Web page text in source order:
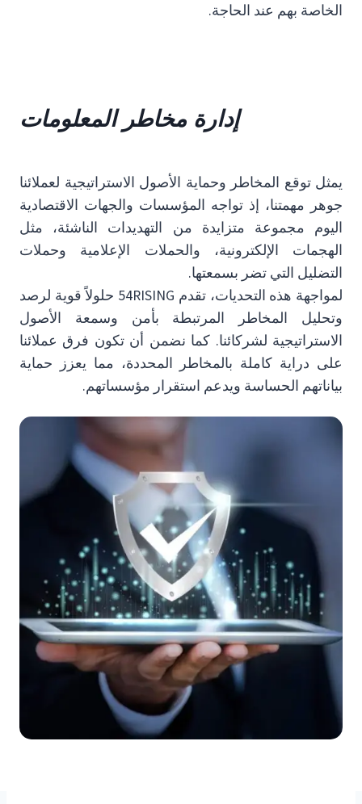
الخاصة بهم عند الحاجة.
إدارة مخاطر المعلومات
يمثل توقع المخاطر وحماية الأصول الاستراتيجية لعملائنا
جوهر مهمتنا، إذ تواجه المؤسسات والجهات الاقتصادية
اليوم مجموعة متزايدة من التهديدات الناشئة، مثل
الهجمات الإلكترونية، والحملات الإعلامية وحملات
التضليل التي تضر بسمعتها.
لمواجهة هذه التحديات، تقدم 54RISING حلولاً قوية لرصد
وتحليل المخاطر المرتبطة بأمن وسمعة الأصول
الاستراتيجية لشركائنا. كما نضمن أن تكون فرق عملائنا
على دراية كاملة بالمخاطر المحددة، مما يعزز حماية
بياناتهم الحساسة ويدعم استقرار مؤسساتهم.